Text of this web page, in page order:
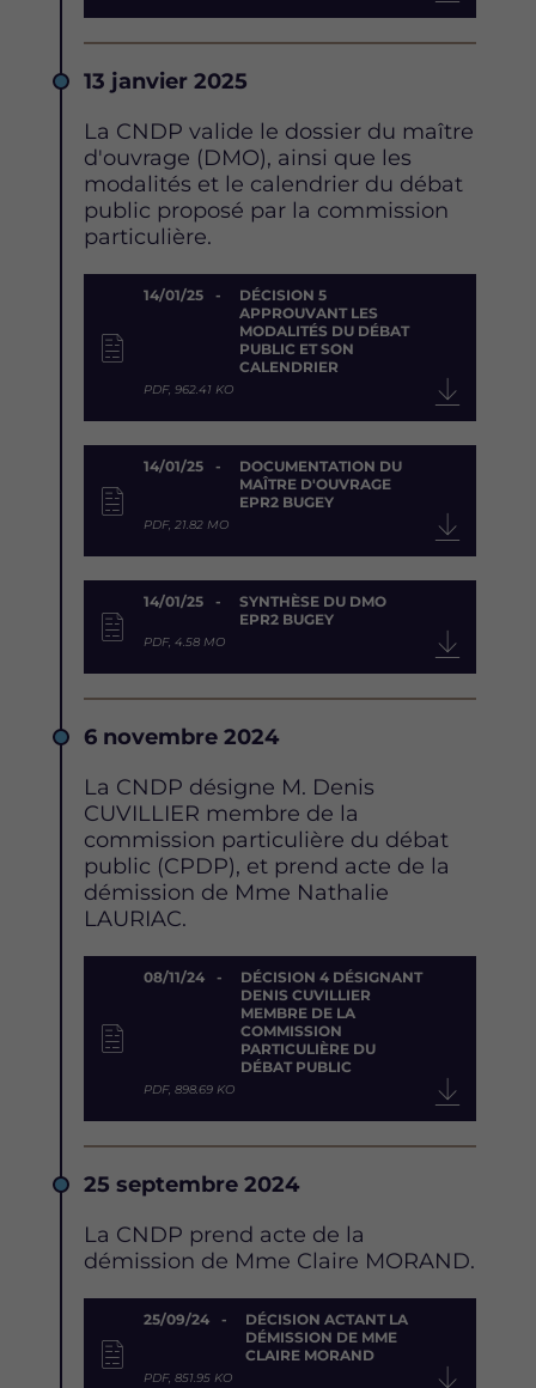
Date
13 janvier 2025
Description
La CNDP valide le dossier du maître
d'ouvrage (DMO), ainsi que les
modalités et le calendrier du débat
public proposé par la commission
particulière.
Document
14/01/25
DÉCISION 5
APPROUVANT LES
MODALITÉS DU DÉBAT
PUBLIC ET SON
CALENDRIER
PDF, 962.41 KO
14/01/25
DOCUMENTATION DU
MAÎTRE D'OUVRAGE
EPR2 BUGEY
PDF, 21.82 MO
14/01/25
SYNTHÈSE DU DMO
EPR2 BUGEY
PDF, 4.58 MO
Date
6 novembre 2024
Description
La CNDP désigne M. Denis
CUVILLIER membre de la
commission particulière du débat
public (CPDP), et prend acte de la
démission de Mme Nathalie
LAURIAC.
Document
08/11/24
DÉCISION 4 DÉSIGNANT
DENIS CUVILLIER
MEMBRE DE LA
COMMISSION
PARTICULIÈRE DU
DÉBAT PUBLIC
PDF, 898.69 KO
Date
25 septembre 2024
Description
La CNDP prend acte de la
démission de Mme Claire MORAND.
Document
25/09/24
DÉCISION ACTANT LA
DÉMISSION DE MME
CLAIRE MORAND
PDF, 851.95 KO